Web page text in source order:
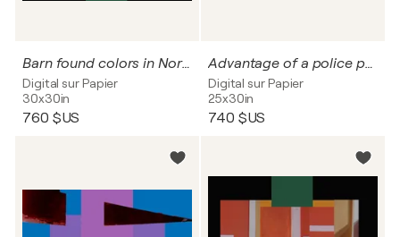
Barn found colors in North America
Digital sur Papier
30x30in
760 $US
Advantage of a police post in India
Digital sur Papier
25x30in
740 $US